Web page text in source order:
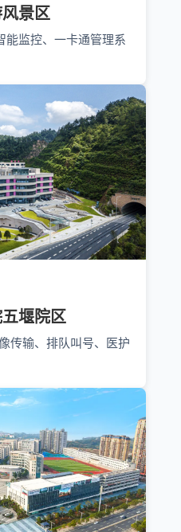
景区
能监控、一卡通管理系
堰院区
传输、排队叫号、医护